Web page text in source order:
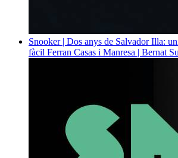
Snooker | Dos anys de Salvador Illa:
fàcil Ferran Casas i Manresa | Bernat